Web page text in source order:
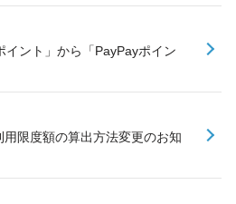
ント」から「PayPayポイン
限度額の算出方法変更のお知